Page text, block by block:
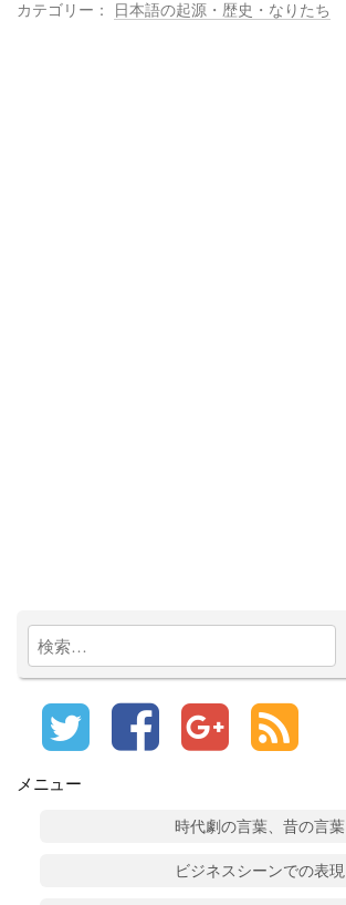
e
c
ck
カテゴリー： 日本語の起源・歴史・なりたち
検
索:
メニュー
時代劇の言葉、昔の言葉
ビジネスシーンでの表現